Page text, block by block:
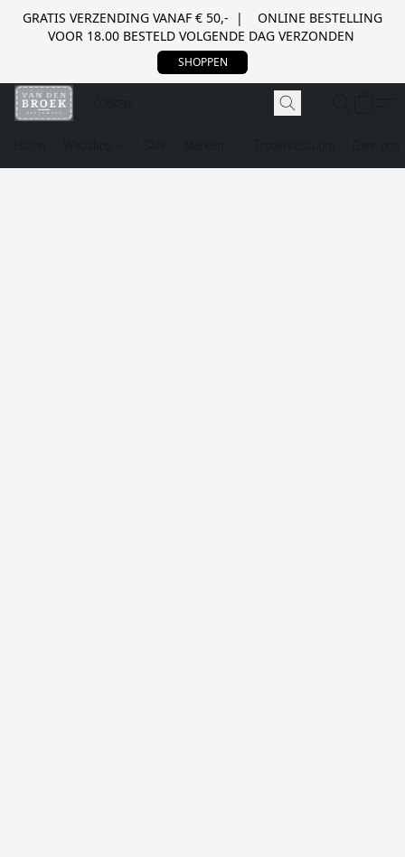
GRATIS VERZENDING VANAF € 50,- | ONLINE BESTELLING
VOOR 18.00 BESTELD VOLGENDE DAG VERZONDEN
SHOPPEN